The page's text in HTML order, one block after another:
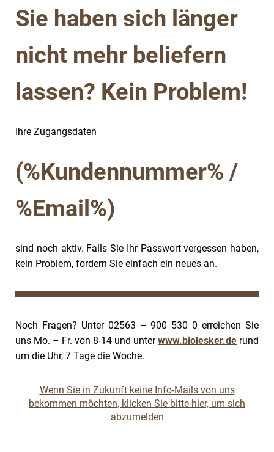
Sie haben sich länger
nicht mehr beliefern
lassen? Kein Problem!
Ihre Zugangsdaten
(%Kundennummer% /
%Email%)
sind noch aktiv. Falls Sie Ihr Passwort vergessen haben,
kein Problem, fordern Sie einfach ein neues an.
Noch Fragen? Unter 02563 – 900 530 0 erreichen Sie
uns Mo. – Fr. von 8-14 und unterwww.biolesker.de rund
um die Uhr, 7 Tage die Woche.
Wenn Sie in Zukunft keine Info-Mails von uns
bekommen möchten, klicken Sie bitte hier, um sich
abzumelden